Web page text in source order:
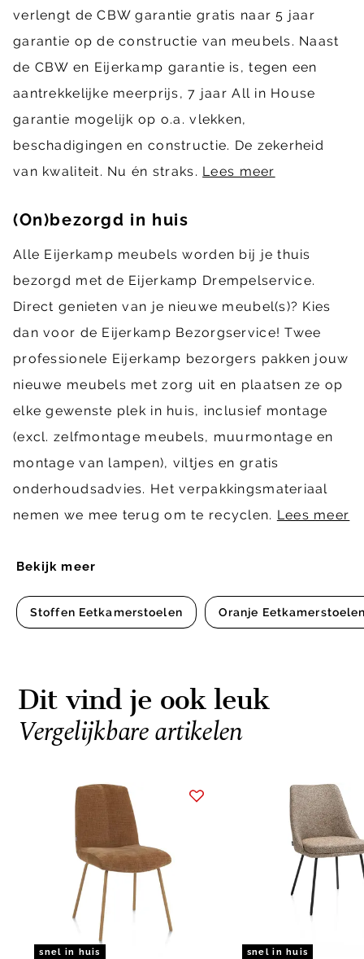
Bekijk meer
Stoffen Eetkamerstoelen Oranje
verlengt de CBW garantie gratis naar 5 jaar
garantie op de constructie van meubels. Naast
de CBW en Eijerkamp garantie is, tegen een
aantrekkelijke meerprijs, 7 jaar All in House
garantie mogelijk op o.a. vlekken,
beschadigingen en constructie. De zekerheid
van kwaliteit. Nu én straks. Lees meer
(On)bezorgd in huis
Alle Eijerkamp meubels worden bij je thuis
bezorgd met de Eijerkamp Drempelservice.
Direct genieten van je nieuwe meubel(s)? Kies
dan voor de Eijerkamp Bezorgservice! Twee
professionele Eijerkamp bezorgers pakken jouw
nieuwe meubels met zorg uit en plaatsen ze op
elke gewenste plek in huis, inclusief montage
(excl. zelfmontage meubels, muurmontage en
montage van lampen), viltjes en gratis
onderhoudsadvies. Het verpakkingsmateriaal
nemen we mee terug om te recyclen. Lees meer
Dit vind je ook leuk
Vergelijkbare artikelen
snel in huis snel in huis